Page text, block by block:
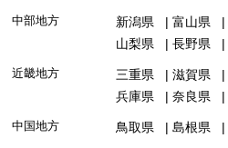
中部地方 新潟県 富山県
山梨県
長野県
近畿地方 三重県 滋賀県
兵庫県
奈良県
中国地方 鳥取県 島根県